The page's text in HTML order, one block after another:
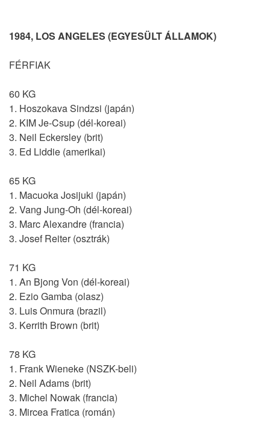
1984, LOS ANGELES (EGYESÜLT ÁLLAMOK)
FÉRFIAK
60 KG
1. Hoszokava Sindzsi (japán)
2. KIM Je-Csup (dél-koreai)
3. Neil Eckersley (brit)
3. Ed Liddie (amerikai)
65 KG
1. Macuoka Josijuki (japán)
2. Vang Jung-Oh (dél-koreai)
3. Marc Alexandre (francia)
3. Josef Reiter (osztrák)
71 KG
1. An Bjong Von (dél-koreai)
2. Ezio Gamba (olasz)
3. Luis Onmura (brazil)
3. Kerrith Brown (brit)
78 KG
1. Frank Wieneke (NSZK-beli)
2. Neil Adams (brit)
3. Michel Nowak (francia)
3. Mircea Fratica (román)